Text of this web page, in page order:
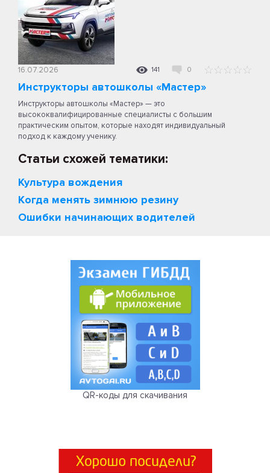
16.07.2026 141 0
Инструкторы автошколы «Мастер»
Инструкторы автошколы «Мастер» — это
высококвалифицированные специалисты с большим
практическим опытом, которые находят индивидуальный
подход к каждому ученику.
Статьи схожей тематики:
Культура вождения
Когда менять зимнюю резину
Ошибки начинающих водителей
QR-коды для скачивания